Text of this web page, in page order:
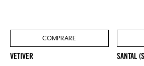
COMPRARE
VETIVER SANTAL